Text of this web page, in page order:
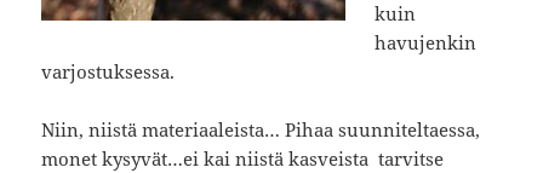
kuin
havujenkin
varjostuksessa.
Niin, niistä materiaaleista… Pihaa suunniteltaessa,
monet kysyvät…ei kai niistä kasveista tarvitse